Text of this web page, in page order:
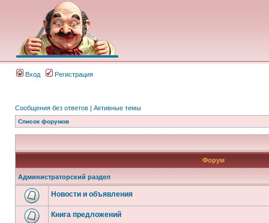
Вход Регистрация
Сообщения без ответов | Активные темы
Список форумов
Форум
Администраторский раздел
Новости и объявления
Книга предложений